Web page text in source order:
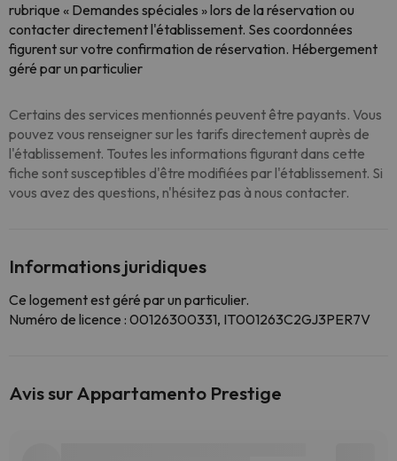
rubrique « Demandes spéciales » lors de la réservation ou
contacter directement l'établissement. Ses coordonnées
figurent sur votre confirmation de réservation. Hébergement
géré par un particulier
Certains des services mentionnés peuvent être payants. Vous
pouvez vous renseigner sur les tarifs directement auprès de
l'établissement. Toutes les informations figurant dans cette
fiche sont susceptibles d'être modifiées par l'établissement. Si
vous avez des questions, n'hésitez pas à nous contacter.
Informations juridiques
Ce logement est géré par un particulier.
Numéro de licence : 00126300331, IT001263C2GJ3PER7V
Avis sur Appartamento Prestige